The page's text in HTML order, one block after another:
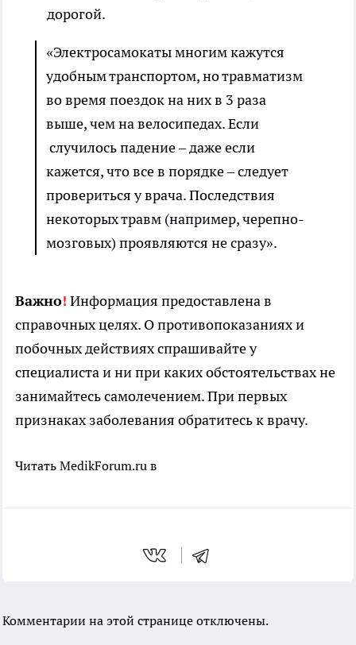
дорогой.
«Электросамокаты многим кажутся
удобным транспортом, но травматизм
во время поездок на них в 3 раза
выше, чем на велосипедах. Если
случилось падение – даже если
кажется, что все в порядке – следует
провериться у врача. Последствия
некоторых травм (например, черепно-
мозговых) проявляются не сразу».
Важно! Информация предоставлена в
справочных целях. О противопоказаниях и
побочных действиях спрашивайте у
специалиста и ни при каких обстоятельствах не
занимайтесь самолечением. При первых
признаках заболевания обратитесь к врачу.
Читать MedikForum.ru в
Комментарии на этой странице отключены.